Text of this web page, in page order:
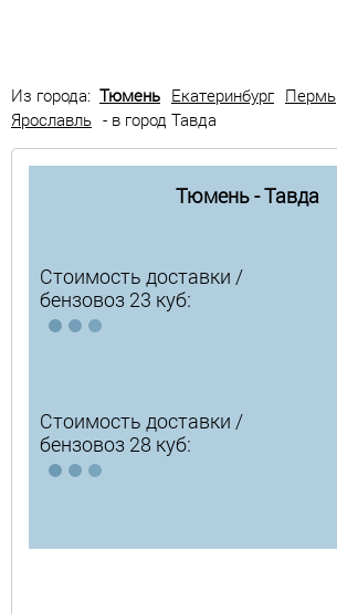
Из города: Тюмень Екатеринбург Пермь
Ярославль - в город Тавда
Тюмень - Тавда
Стоимость доставки /
бензовоз 23 куб:
Стоимость доставки /
бензовоз 28 куб: